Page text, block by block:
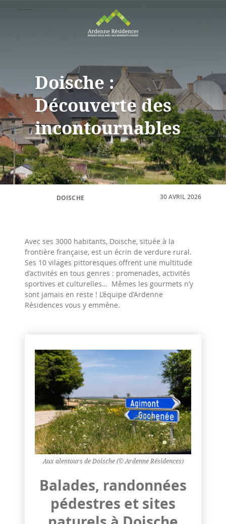
Doische :
Découverte des
incontournables
DOISCHE 30 AVRIL 2026
Avec ses 3000 habitants, Doische, située à la
frontière française, est un écrin de verdure rural.
Ses 10 vilages pittoresques offrent une multitude
d’activités en tous genres : promenades, activités
sportives et culturelles… Mêmes les gourmets n’y
sont jamais en reste ! L’équipe d’Ardenne
Résidences vous y emmène.
Aux alentours de Doische (© Ardenne Résidences)
Balades, randonnées
pédestres et sites